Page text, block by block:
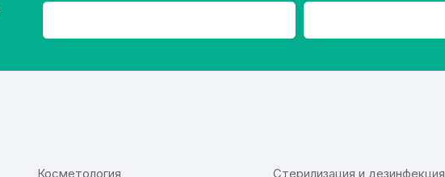
Косметология Стерилизация и дезинфекция